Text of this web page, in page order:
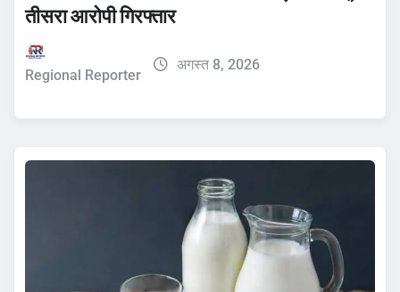
तीसरा आरोपी गिरफ्तार
Regional Reporter
अगस्त 8, 2026